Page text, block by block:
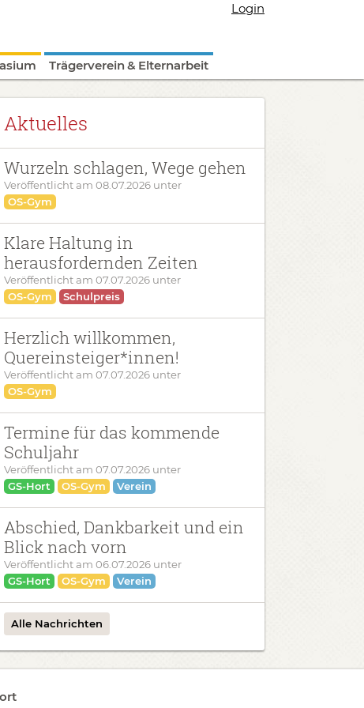
Login
Trägerverein & Elternarbeit
Aktuelles
Wurzeln schlagen, Wege gehen
Veröffentlicht am 08.07.2026 unter
OS-Gym
Klare Haltung in
herausfordernden Zeiten
Veröffentlicht am 07.07.2026 unter
OS-Gym
Schulpreis
Herzlich willkommen,
Quereinsteiger*innen!
Veröffentlicht am 07.07.2026 unter
OS-Gym
Termine für das kommende
Schuljahr
Veröffentlicht am 07.07.2026 unter
GS-Hort
OS-Gym Verein
Abschied, Dankbarkeit und ein
Blick nach vorn
Veröffentlicht am 06.07.2026 unter
GS-Hort
OS-Gym Verein
Alle Nachrichten